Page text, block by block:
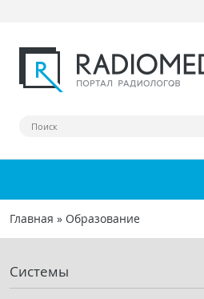
НОВОЕ НА САЙТЕ
СООБЩЕСТВО
Клинические наблюдения
Вы здесь
Главная » Образование
Системы